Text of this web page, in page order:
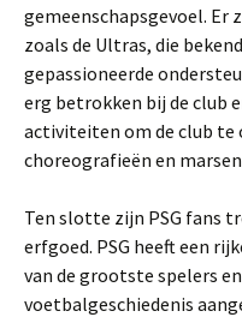
gemeenschapsgevoel. Er
zoals de Ultras, die
gepassioneerde
erg betrokken bij de club
activiteiten om de club te
choreografieën en
Ten slotte zijn PSG fans
erfgoed. PSG heeft een
van de grootste spelers
voetbalgeschiedenis